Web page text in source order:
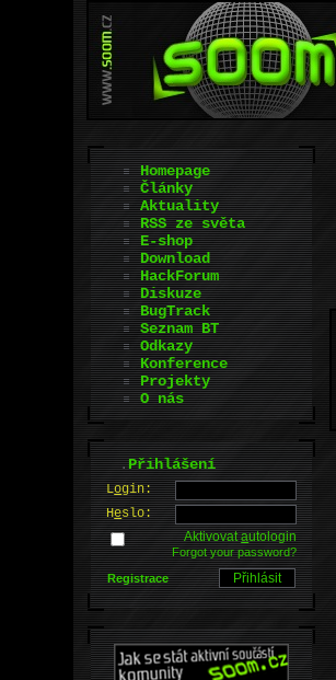
Homepage
Články
Aktuality
RSS ze světa
E-shop
Download
HackForum
Diskuze
BugTrack
Seznam BT
Odkazy
Konference
Projekty
O nás
.Přihlášení
Login:
Heslo:
Aktivovatautologin
Forgot your password?
Registrace